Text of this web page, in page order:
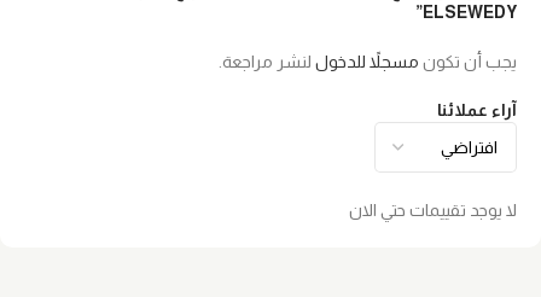
آراء عملائنا
لا يوجد تقييمات حتي الان
ELSEWEDY”
يجب أن تكون مسجلاً للدخول لنشر مراجعة.